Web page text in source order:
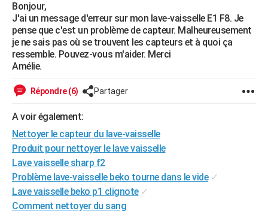
Mobiles
Meilleur smartphone
Internet
Ordinateurs
Jeux vidéo
Guide high-tech
+BRICOLAGE
Forum
Aménagement intérieur
Extérieur
Cuisine
Salle de bains
Jardinage
Rangement
WEEK-END
Guides de France
Escapades
Patrimoine
Expositions
Musées
Week-end nature
+LIFESTYLE
Art de vivre
Bien-être
Loisirs
Mode
Modes de vie
SANTE
VOYAGE
Destinations
City break
Voyage nature
Voyage de noces
Forum
Climat
+PHOTO
GUIDES D'ACHAT
BONS PLANS
CARTE DE VOEUX
Bonjour,
J'ai un message d'erreur sur mon lave-vaisselle E1 F8. Je
pense que c'est un problème de capteur. Malheureusement
je ne sais pas où se trouvent les capteurs et à quoi ça
ressemble. Pouvez-vous m'aider. Merci
Amélie.
Répondre (6) Partager
A voir également:
Nettoyer le capteur du lave-vaisselle
Produit pour nettoyer le lave vaisselle
Lave vaisselle sharp f2
Problème lave-vaisselle beko tourne dans le vide ✓
Lave vaisselle beko p1 clignote ✓
Comment nettoyer du sang